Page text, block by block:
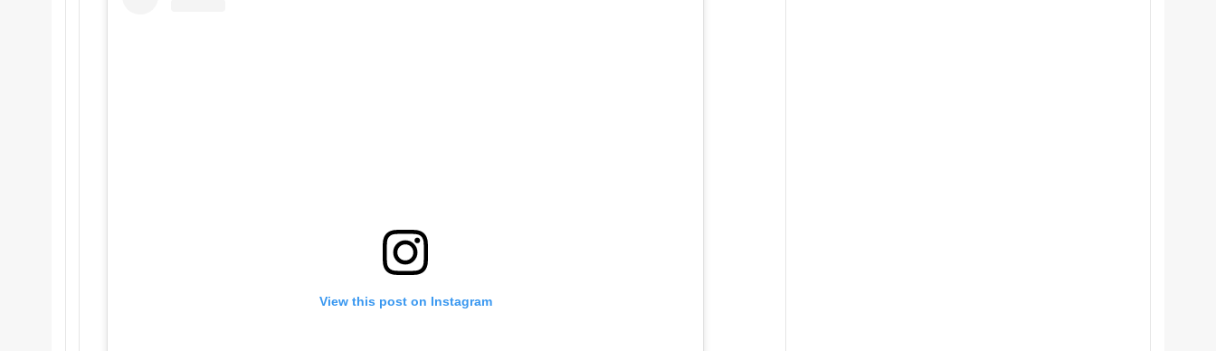
View this post on Instagram